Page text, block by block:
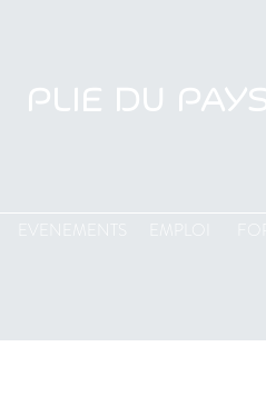
PLIE DU
EVENEMENTS